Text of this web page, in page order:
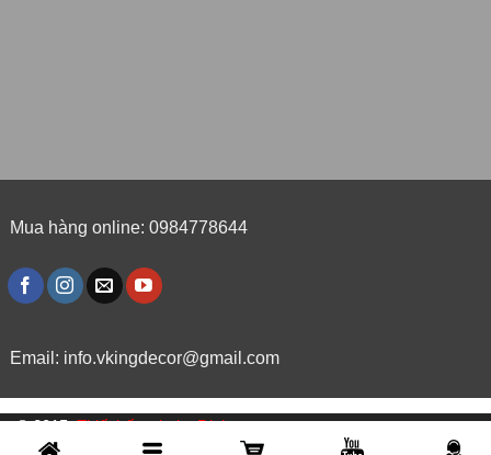
Mua hàng online: 0984778644
Email: info.vkingdecor@gmail.com
© 2015,Thiết kế website Dipigo